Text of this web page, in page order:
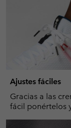
Ajustes fáciles
Gracias a las
fácil ponértelos